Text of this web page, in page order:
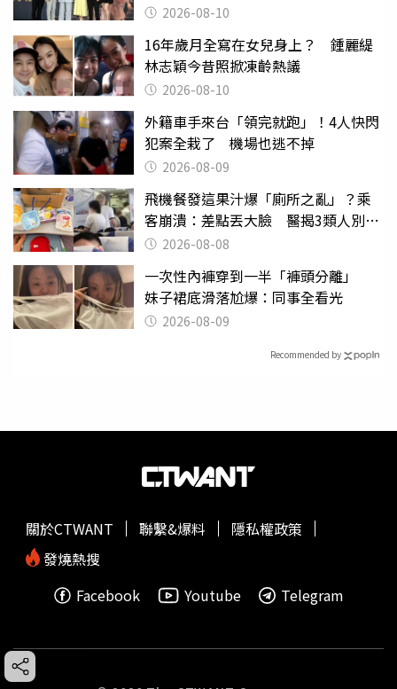
2026-08-10
16年歲月全寫在女兒身上？ 鍾麗緹
林志穎今昔照掀凍齡熱議
2026-08-10
外籍車手來台「領完就跑」！4人快閃
犯案全栽了 機場也逃不掉
2026-08-09
飛機餐發這果汁爆「廁所之亂」？乘
客崩潰：差點丟大臉 醫揭3類人別亂
喝 2026-08-08
一次性內褲穿到一半「褲頭分離」
妹子裙底滑落尬爆：同事全看光
2026-08-09
Recommended by
關於CTWANT 聯繫&爆料
隱私權政策
發燒熱搜
Facebook
Youtube Telegram